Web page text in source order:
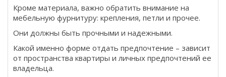
Кроме материала, важно обратить внимание на
мебельную фурнитуру: крепления, петли и прочее.
Они должны быть прочными и надежными.
Какой именно форме отдать предпочтение – зависит
от пространства квартиры и личных предпочтений ее
владельца.